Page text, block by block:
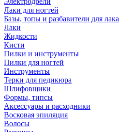
Лаки для ногтей
Базы, топы и разбавители для лака
Лаки
Жидкости
Кисти
Пилки и инструменты
Пилки для ногтей
Инструменты
Терки для педикюра
Шлифовщики
Формы, типсы
Аксессуары и расходники
Восковая эпиляция
Волосы